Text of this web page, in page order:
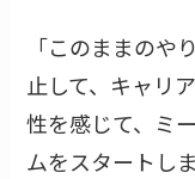
「このままのや
止して、キャリ
性を感じて、ミ
ムをスタートし